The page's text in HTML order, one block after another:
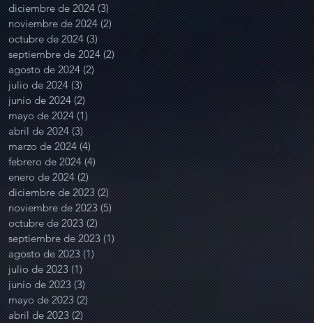
diciembre de 2024 (3)3 entradas
noviembre de 2024 (2)2 entradas
octubre de 2024 (3)3 entradas
septiembre de 2024 (2)2 entradas
agosto de 2024 (2)2 entradas
julio de 2024 (3)3 entradas
junio de 2024 (2)2 entradas
mayo de 2024 (1)1 entrada
abril de 2024 (3)3 entradas
marzo de 2024 (4)4 entradas
febrero de 2024 (4)4 entradas
enero de 2024 (2)2 entradas
diciembre de 2023 (2)2 entradas
noviembre de 2023 (5)5 entradas
octubre de 2023 (2)2 entradas
septiembre de 2023 (1)1 entrada
agosto de 2023 (1)1 entrada
julio de 2023 (1)1 entrada
junio de 2023 (3)3 entradas
mayo de 2023 (2)2 entradas
abril de 2023 (2)2 entradas